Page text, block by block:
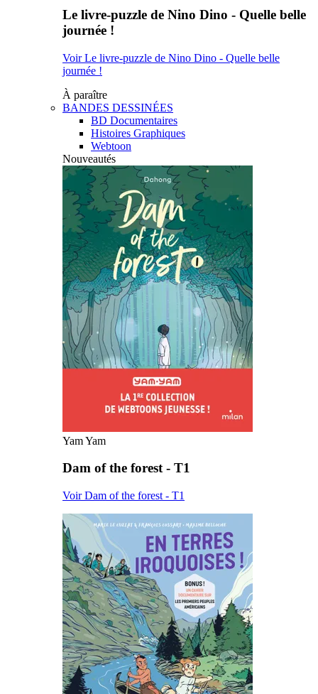
Le livre-puzzle de Nino Dino - Quelle belle
journée !
Voir Le livre-puzzle de Nino Dino - Quelle belle
journée !
À paraître
BANDES DESSINÉES
BD Documentaires
Histoires Graphiques
Webtoon
Nouveautés
Yam Yam
Dam of the forest - T1
Voir Dam of the forest - T1